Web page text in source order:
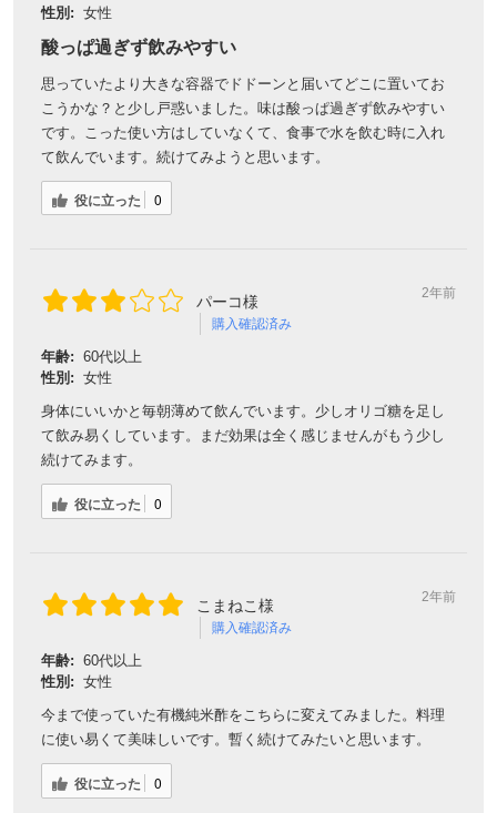
性別: 女性
酸っぱ過ぎず飲みやすい
思っていたより大きな容器でドドーンと届いてどこに置いてお
こうかな？と少し戸惑いました。味は酸っぱ過ぎず飲みやすい
です。こった使い方はしていなくて、食事で水を飲む時に入れ
て飲んでいます。続けてみようと思います。
役に立った 0
パーコ様
購入確認済み
2年前
年齢: 60代以上
性別: 女性
身体にいいかと毎朝薄めて飲んでいます。少しオリゴ糖を足し
て飲み易くしています。まだ効果は全く感じませんがもう少し
続けてみます。
役に立った 0
こまねこ様
購入確認済み
2年前
年齢: 60代以上
性別: 女性
今まで使っていた有機純米酢をこちらに変えてみました。料理
に使い易くて美味しいです。暫く続けてみたいと思います。
役に立った 0